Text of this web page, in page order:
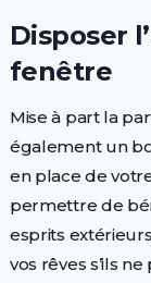
Disposer
fenêtre
Mise à part la
également un
en place de
permettre de
esprits
vos rêves s’ils